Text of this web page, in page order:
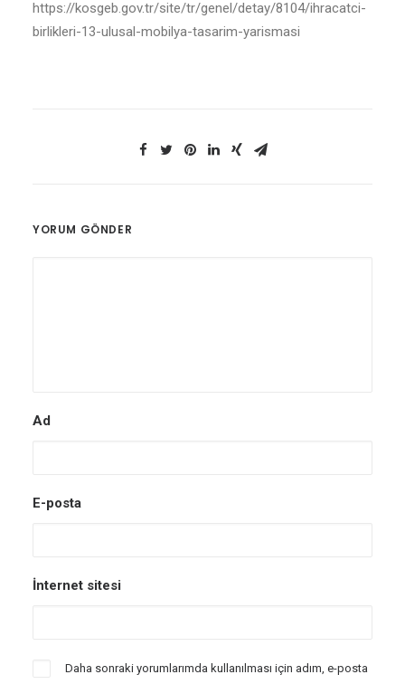
https://kosgeb.gov.tr/site/tr/genel/detay/8104/ihracatci-
birlikleri-13-ulusal-mobilya-tasarim-yarismasi
YORUM GÖNDER
Ad
E-posta
İnternet sitesi
Daha sonraki yorumlarımda kullanılması için adım, e-posta